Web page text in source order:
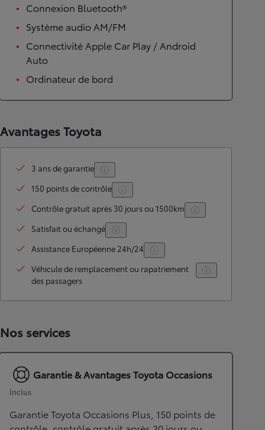
Connexion Bluetooth®
Système audio AM/FM
Connectivité Apple Car Play / Android
Auto
Ordinateur de bord
Avantages Toyota
3 ans de garantie
150 points de contrôle
Contrôle gratuit après 30 jours ou 1500km
Satisfait ou échangé
Assistance Européenne 24h/24
Véhicule de remplacement ou rapatriement
des passagers
Nos services
Garantie & Avantages Toyota Occasions
Inclus
Garantie Toyota Occasions Plus, 150 points de